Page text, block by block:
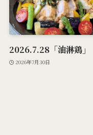
2026.7.28「油淋鶏」
2026年7月30日